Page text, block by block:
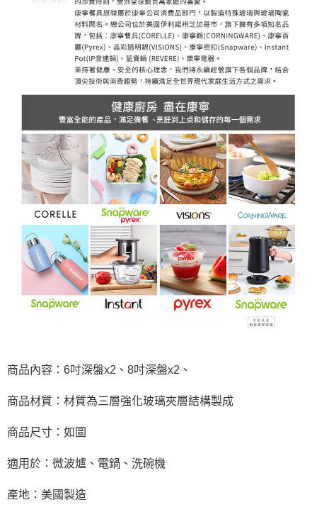
商品內容：6吋深盤x2、8吋深盤x2、
商品材質：材質為三層強化玻璃夾層結構製成
商品尺寸：如圖
適用於：微波爐、電鍋、洗碗機
產地：美國製造